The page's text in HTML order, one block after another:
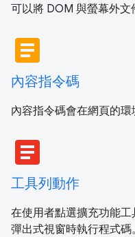
可以將 DOM 與螢幕外文
article
內容指令碼
內容指令碼會在網頁的環
article
工具列動作
在使用者點選擴充功能
彈出式視窗時執行程式碼。